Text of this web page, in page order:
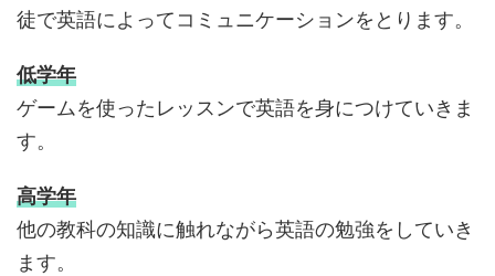
徒で英語によってコミュニケーションをとります。
低学年
ゲームを使ったレッスンで英語を身につけていきま
す。
高学年
他の教科の知識に触れながら英語の勉強をしていき
ます。